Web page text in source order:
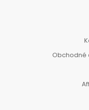
Obchodné